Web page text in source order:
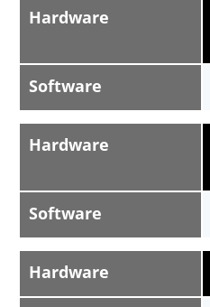
Hardware
Software
Hardware
Software
Hardware